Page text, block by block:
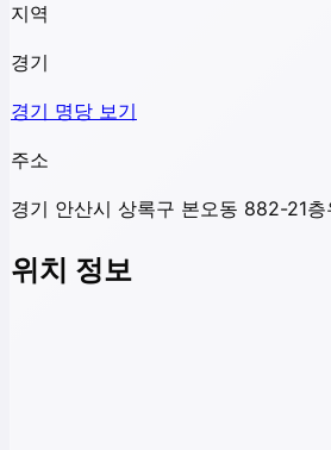
지역
경기
경기 명당 보기
주소
경기 안산시 상록구 본오동 882-21층
위치 정보